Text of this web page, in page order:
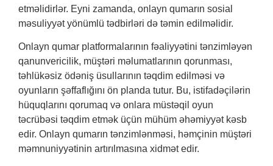
etməlidirlər. Eyni zamanda, onlayn qumarın sosial
məsuliyyət yönümlü tədbirləri də təmin edilməlidir.
Onlayn qumar platformalarının fəaliyyətini tənzimləyən
qanunvericilik, müştəri məlumatlarının qorunması,
təhlükəsiz ödəniş üsullarının təqdim edilməsi və
oyunların şəffaflığını ön planda tutur. Bu, istifadəçilərin
hüquqlarını qorumaq və onlara müstəqil oyun
təcrübəsi təqdim etmək üçün mühüm əhəmiyyət kəsb
edir. Onlayn qumarın tənzimlənməsi, həmçinin müştəri
məmnuniyyətinin artırılmasına xidmət edir.